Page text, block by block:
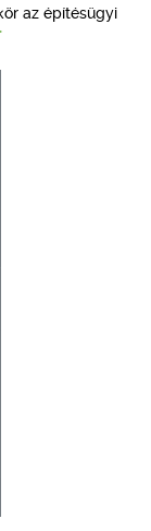
az építésügyi